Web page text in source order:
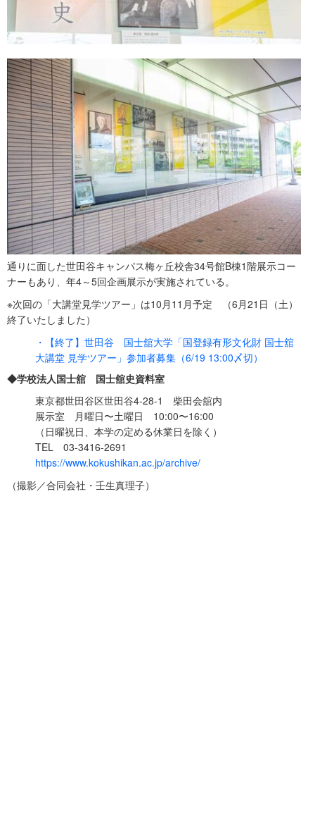
通りに面した世田谷キャンパス梅ヶ丘校舎34号館B棟1階展示コー
ナーもあり、年4～5回企画展示が実施されている。
※次回の「大講堂見学ツアー」は10月11月予定 （6月21日（土）
終了いたしました）
・【終了】世田谷 国士舘大学「国登録有形文化財 国士舘
大講堂 見学ツアー」参加者募集（6/19 13:00〆切）
◆学校法人国士舘 国士舘史資料室
東京都世田谷区世田谷4-28-1 柴田会舘内
展示室 月曜日〜土曜日 10:00〜16:00
（日曜祝日、本学の定める休業日を除く）
TEL 03-3416-2691
https://www.kokushikan.ac.jp/archive/
（撮影／合同会社・壬生真理子）